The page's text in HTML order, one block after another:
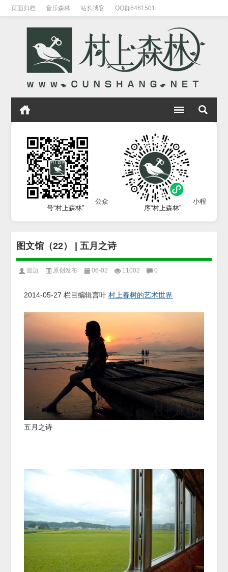
页面归档 音乐森林 站长博客 QQ群6461501
公众
号“村上森林”
小程
序“村上森林”
图文馆（22） | 五月之诗
渡边 原创发布 06-02 11002 0
2014-05-27 栏目编辑言叶 村上春树的艺术世界
五月之诗